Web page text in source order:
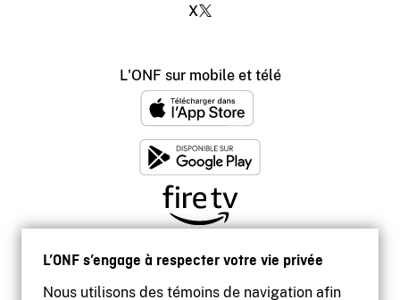
L’ONF s’engage à respecter votre vie privée
Nous utilisons des témoins de navigation afin
X
L'ONF sur mobile et télé